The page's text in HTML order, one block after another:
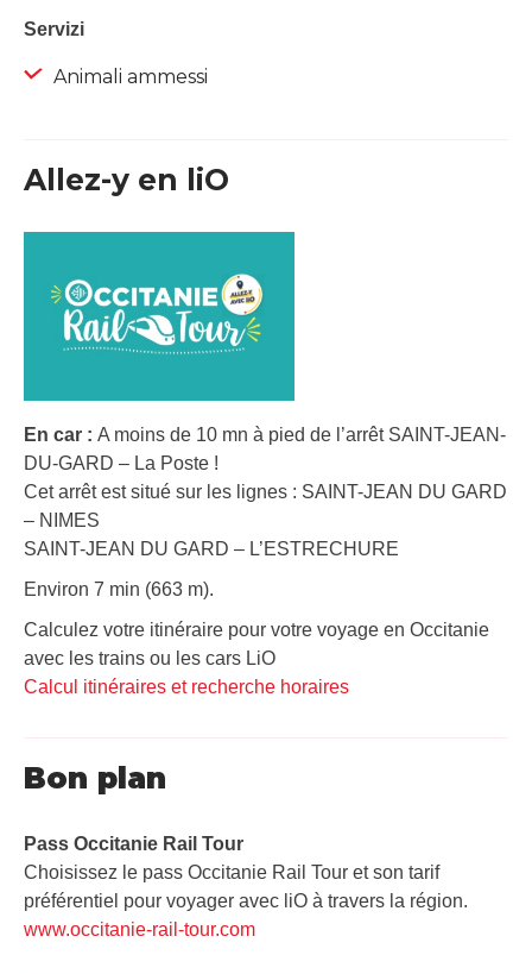
Servizi
Animali ammessi
Allez-y en liO
En car : A moins de 10 mn à pied de l’arrêt SAINT-JEAN-
DU-GARD – La Poste !
Cet arrêt est situé sur les lignes : SAINT-JEAN DU GARD
– NIMES
SAINT-JEAN DU GARD – L’ESTRECHURE
Environ 7 min (663 m).
Calculez votre itinéraire pour votre voyage en Occitanie
avec les trains ou les cars LiO
Calcul itinéraires et recherche horaires
Bon plan
Pass Occitanie Rail Tour​
Choisissez le pass Occitanie Rail Tour et son tarif
préférentiel pour voyager avec liO à travers la région.
www.occitanie-rail-tour.com